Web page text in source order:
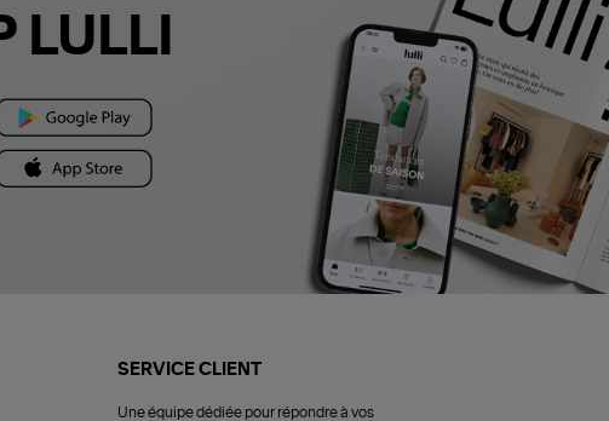
LULLI
SERVICE CLIENT
Une équipe dédiée pour répondre à vos